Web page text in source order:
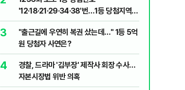
'12·18·21·29·34·38'번…1등 당첨지역
어디?
3
"출근길에 우연히 복권 샀는데…" 1등 5억
원 당첨자 사연은?
4
경찰, 드라마 '김부장' 제작사 회장 수사…
자본시장법 위반 의혹